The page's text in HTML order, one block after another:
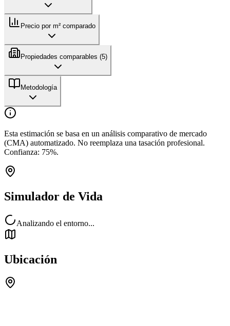
Precio por m² comparado
Propiedades comparables (5)
Metodología
Esta estimación se basa en un análisis comparativo de mercado
(CMA) automatizado. No reemplaza una tasación profesional.
Confianza: 75%.
Simulador de Vida
Analizando el entorno...
Ubicación